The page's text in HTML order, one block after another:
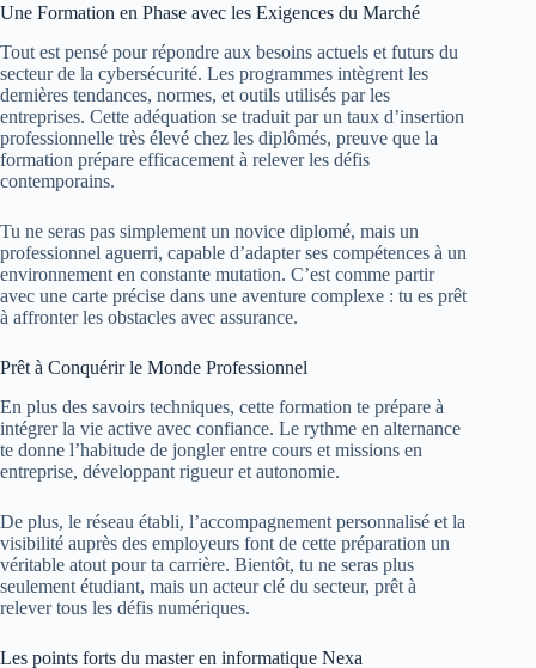
Une Formation en Phase avec les Exigences du Marché
Tout est pensé pour répondre aux besoins actuels et futurs du
secteur de la cybersécurité. Les programmes intègrent les
dernières tendances, normes, et outils utilisés par les
entreprises. Cette adéquation se traduit par un taux d’insertion
professionnelle très élevé chez les diplômés, preuve que la
formation prépare efficacement à relever les défis
contemporains.
Tu ne seras pas simplement un novice diplomé, mais un
professionnel aguerri, capable d’adapter ses compétences à un
environnement en constante mutation. C’est comme partir
avec une carte précise dans une aventure complexe : tu es prêt
à affronter les obstacles avec assurance.
Prêt à Conquérir le Monde Professionnel
En plus des savoirs techniques, cette formation te prépare à
intégrer la vie active avec confiance. Le rythme en alternance
te donne l’habitude de jongler entre cours et missions en
entreprise, développant rigueur et autonomie.
De plus, le réseau établi, l’accompagnement personnalisé et la
visibilité auprès des employeurs font de cette préparation un
véritable atout pour ta carrière. Bientôt, tu ne seras plus
seulement étudiant, mais un acteur clé du secteur, prêt à
relever tous les défis numériques.
Les points forts du master en informatique Nexa